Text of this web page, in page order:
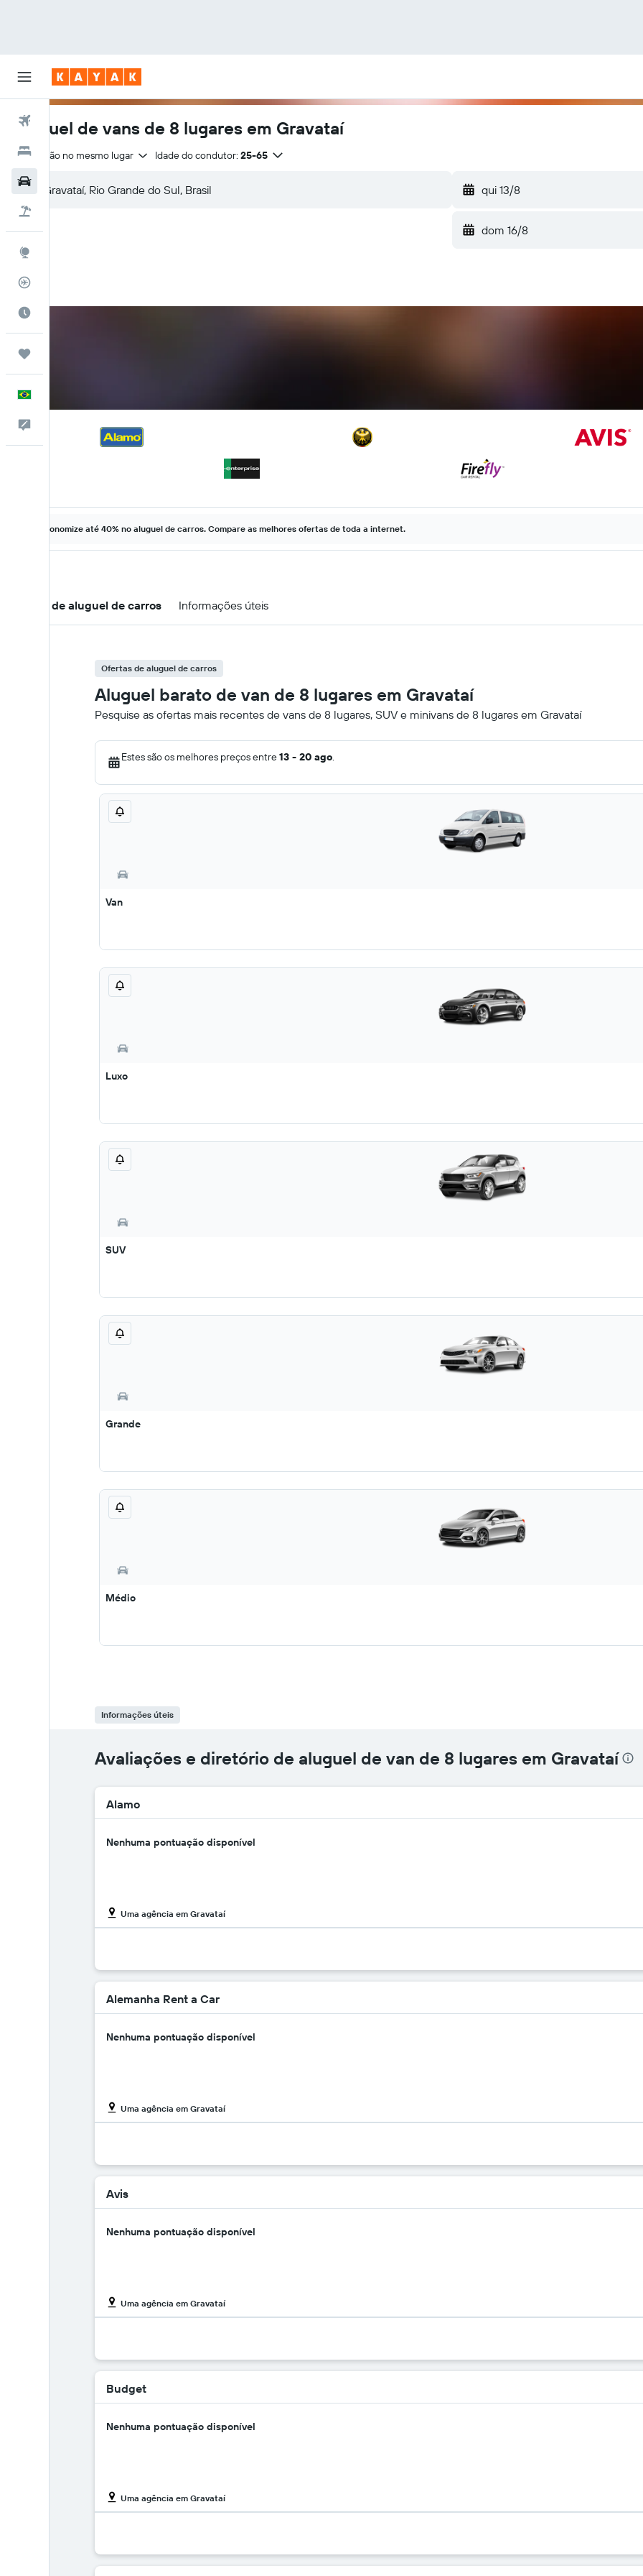
Voos
Hotéis
Comentários
Aluguel de vans de 8 lugares em Gravataí
Devolução no mesmo lugar Idade do condutor: 25-65
qui 13/8
dom 16/8
Economize até 40% no aluguel de carros. Compare as melhores ofertas de toda a internet.
Ofertas de aluguel de carros Informações úteis
Ofertas de aluguel de carros
Aluguel barato de van de 8 lugares em Gravataí
Pesquise as ofertas mais recentes de vans de 8 lugares, SUV e minivans de 8 lugares em Gravataí
Estes são os melhores preços entre13 - 20 ago.
Van
Luxo
SUV
Grande
Médio
Informações úteis
Avaliações e diretório de aluguel de van de 8 lugares em Gravataí
Alamo
Nenhuma pontuação disponível
Uma agência em Gravataí
Alemanha Rent a Car
Nenhuma pontuação disponível
Uma agência em Gravataí
Avis
Nenhuma pontuação disponível
Uma agência em Gravataí
Budget
Nenhuma pontuação disponível
Uma agência em Gravataí